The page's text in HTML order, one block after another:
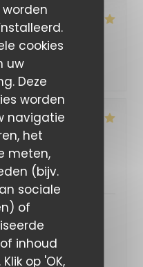
cookies
uw
Deze
worden
navigatie
het
meten,
(bijv.
sociale
of
inhoud
op 'OK,
:5/5
et des saveurs
deux sans trois …